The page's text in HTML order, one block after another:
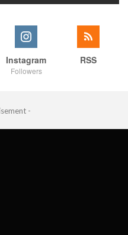
Instagram
Followers
RSS